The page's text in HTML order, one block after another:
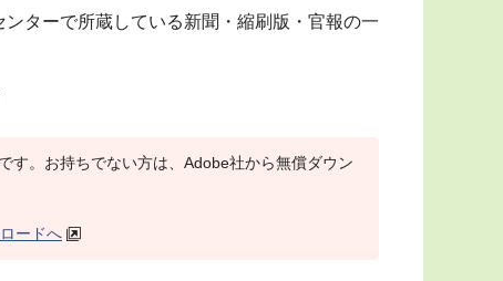
ターで所蔵している新聞・縮刷版・官報の一
す。お持ちでない方は、Adobe社から無償ダウン
ードへ